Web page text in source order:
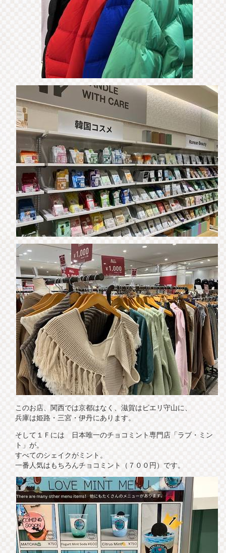
このお店、関西では京都はなく、滋賀はピエリ守山に、
兵庫は姫路・三宮・伊丹にあります。
そして１Ｆには 日本唯一のチョコミント専門店「ラブ・ミン
ト」が。
すべてのシェイクがミント。
一番人気はもちろんチョコミント（７００円）です。